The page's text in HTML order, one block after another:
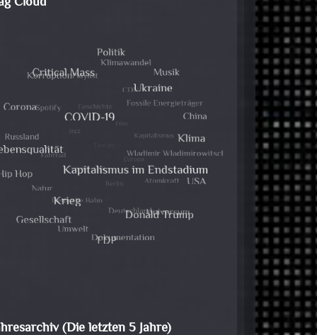
(Die letzten 5 Jahre)